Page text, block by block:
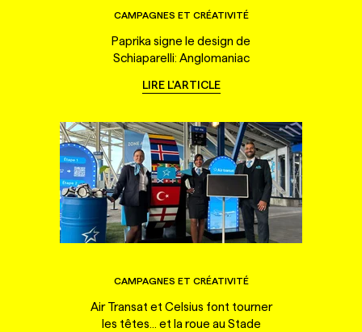
CAMPAGNES ET CRÉATIVITÉ
Paprika signe le design de
Schiaparelli: Anglomaniac
LIRE L'ARTICLE
CAMPAGNES ET CRÉATIVITÉ
Air Transat et Celsius font tourner
les têtes... et la roue au Stade